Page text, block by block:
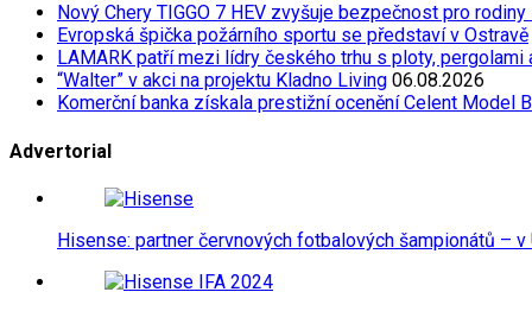
Nový Chery TIGGO 7 HEV zvyšuje bezpečnost pro
Evropská špička požárního sportu se představí v Ostravě
LAMARK patří mezi lídry českého trhu s ploty,
“Walter” v akci na projektu Kladno Living 06.08.2026
Komerční banka získala prestižní ocenění Celent Model
Advertorial
Hisense: partner červnových fotbalových šampionátů – v